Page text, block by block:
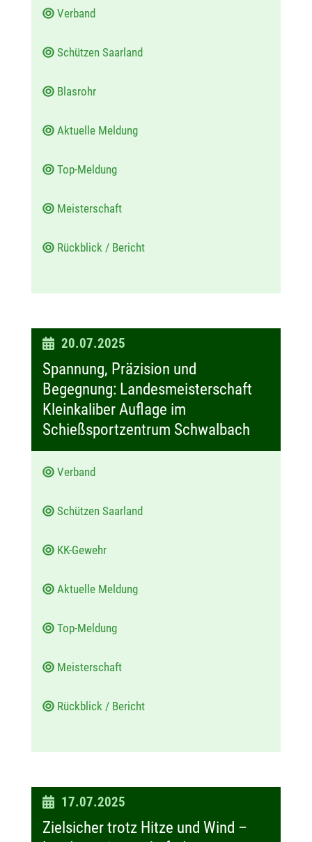
Verband
Schützen Saarland
Blasrohr
Aktuelle Meldung
Top-Meldung
Meisterschaft
Rückblick / Bericht
D
a
u
m
:
20.07.2025
Spannung, Präzision und
Begegnung: Landesmeisterschaft
Kleinkaliber Auflage im
Schießsportzentrum Schwalbach
Verband
Schützen Saarland
KK-Gewehr
Aktuelle Meldung
Top-Meldung
Meisterschaft
Rückblick / Bericht
D
a
17.07.2025
Zielsicher trotz Hitze und Wind –